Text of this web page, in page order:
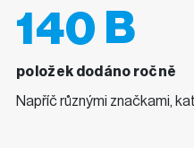
140 B
položek dodáno ročně
Napříč různými značkami,